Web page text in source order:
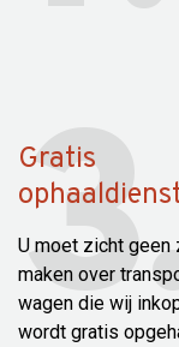
Gratis
U moet zicht geen
maken over
wagen die wij
wordt gratis